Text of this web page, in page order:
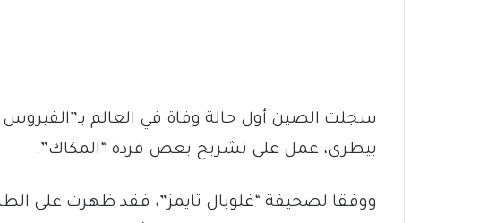
سجلت الصين أول حالة وفاة في العالم
بيطري، عمل على تشريح بعض قردة “المكاك”.